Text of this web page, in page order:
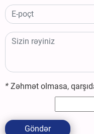
* Zəhmət olmasa,
Göndər